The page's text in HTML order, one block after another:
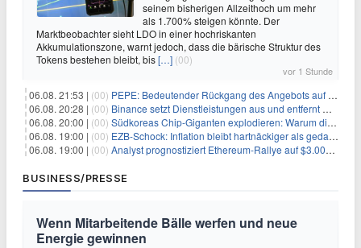
seinem bisherigen Allzeithoch um mehr
als 1.700% steigen könnte. Der
Marktbeobachter sieht LDO in einer hochriskanten
Akkumulationszone, warnt jedoch, dass die bärische Struktur des
Tokens bestehen bleibt, bis[…] (00)
vor 1 Stunde
06.08. 21:53 | (00) PEPE: Bedeutender Rückgang des Angebots auf Börsen – Was kommt als Nächstes?
06.08. 20:28 | (00) Binance setzt Dienstleistungen aus und entfernt mehrere Krypto-Paare: Wer ist betroffen?
06.08. 20:00 | (00) Südkoreas Chip-Giganten explodieren: Warum dieser Rekord-Tag die KI-Branche erschüttert
06.08. 19:00 | (00) EZB-Schock: Inflation bleibt hartnäckiger als gedacht – 2027 wird zum kritischen Test
06.08. 19:00 | (00) Analyst prognostiziert Ethereum-Rallye auf $3.000 nach entscheidendem On-Chain-Ausbruch
BUSINESS/PRESSE
Wenn Mitarbeitende Bälle werfen und neue
Energie gewinnen